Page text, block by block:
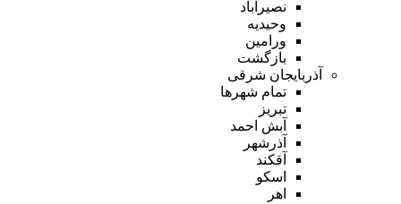
نصیرآباد
وحیدیه
ورامین
بازگشت
آذربایجان شرقی
تمام شهر‌ها
تبریز
آبش احمد
آذرشهر
آقکند
اسکو
اهر